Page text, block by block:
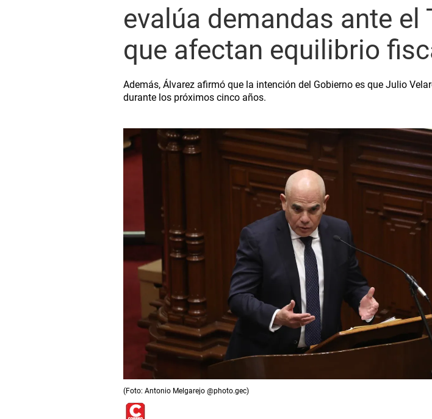
evalúa demandas ante el
que afectan equilibrio
Además, Álvarez afirmó que la intención del Gobierno es que Julio
durante los próximos cinco años.
(Foto: Antonio Melgarejo @photo.gec)